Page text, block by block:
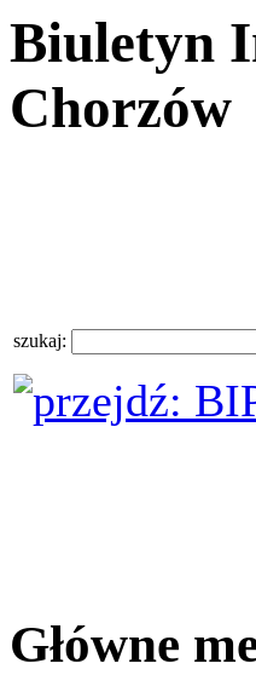
Biuletyn
Chorzów
szukaj:
Główne